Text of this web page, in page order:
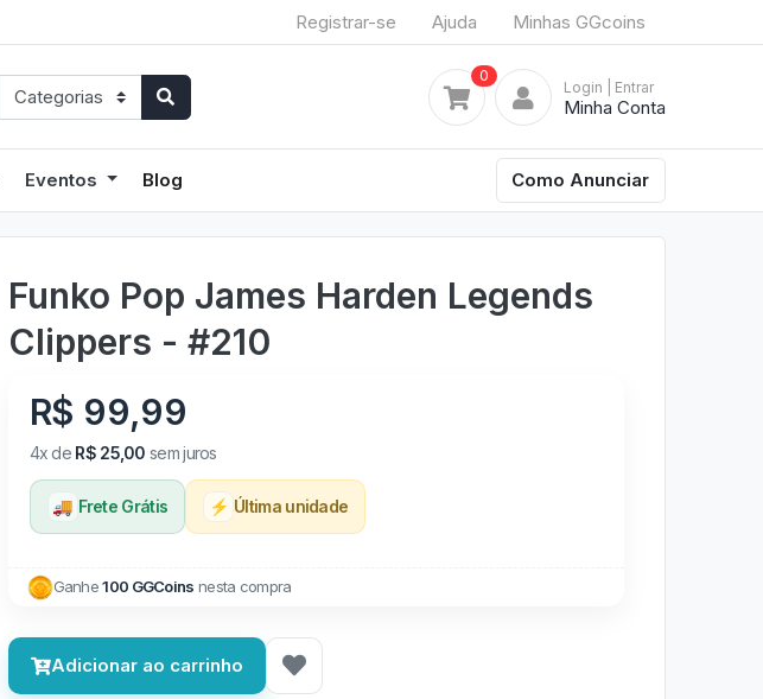
Registrar-se Ajuda Minhas GGcoins
0
Login | Entrar
Minha Conta
Eventos Blog Como Anunciar
Funko Pop James Harden Legends
Clippers - #210
R$ 99,99
4x de R$ 25,00 sem juros
🚚 Frete Grátis ⚡ Última unidade
Ganhe100 GGCoins nesta compra
Adicionar ao carrinho